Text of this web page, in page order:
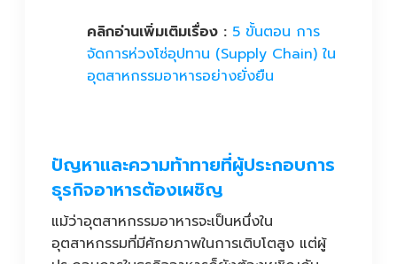
คลิกอ่านเพิ่มเติมเรื่อง : 5 ขั้นตอน การ
จัดการห่วงโซ่อุปทาน (Supply Chain) ใน
อุตสาหกรรมอาหารอย่างยั่งยืน
ปัญหาและความท้าทายที่ผู้ประกอบการ
ธุรกิจอาหารต้องเผชิญ
แม้ว่าอุตสาหกรรมอาหารจะเป็นหนึ่งใน
อุตสาหกรรมที่มีศักยภาพในการเติบโตสูง แต่ผู้